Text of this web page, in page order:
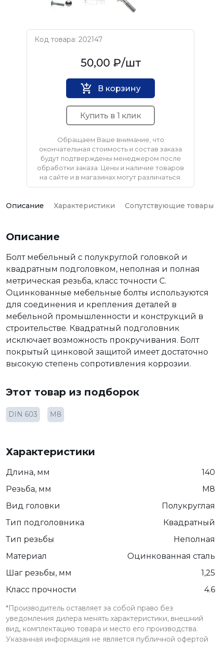
Код товара: 202147
Нет бренда50,00 ₽/шт
В корзину
Купить в 1 клик
Обращаем Ваше внимание, что
окончательная стоимость и состав заказа
будут подтверждены менеджером после
обработки заказа. Цены и наличие товаров
на сайте и в магазинах могут различаться.
Описание Характеристики Сопутствующие товары
Описание
Болт мебельный с полукруглой головкой и
квадратным подголовком, неполная и полная
метрическая резьба, класс точности С.
Оцинкованные мебельные болты используются
для соединения и крепления деталей в
мебельной промышленности и конструкций в
строительстве. Квадратный подголовник
исключает возможность прокручивания. Болт
покрытый цинковой защитой имеет достаточно
высокую степень сопротивления коррозии.
Этот товар из подборок
DIN 603 М8
Характеристики
Длина, мм
140
Резьба, мм
М8
Вид головки
Полукруглая
Тип подголовника
Квадратный
Тип резьбы
Неполная
Материал
Оцинкованная сталь
Шаг резьбы, мм
1,25
Класс прочности
4.6
*Производитель оставляет за собой право без
уведомления дилера менять характеристики, внешний
вид, комплектацию товара и место его производства.
Указанная информация не является публичной офертой